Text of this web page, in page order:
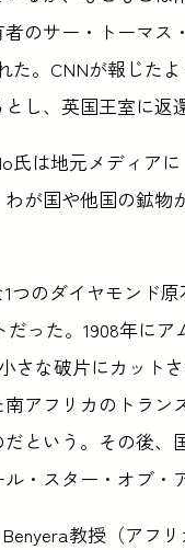
のサー・トーマス
た。CNNが報じた
し、英国王室に返
氏は地元メディア
が国や他国の鉱
1つのダイヤモンド
だった。1908年にア
さな破片にカット
アフリカのトラン
という。その後
・スター・オブ・
教授（アフ